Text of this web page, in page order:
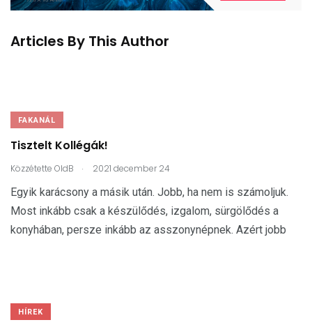
Articles By This Author
FAKANÁL
Tisztelt Kollégák!
Közzétette OldB . 2021 december 24
Egyik karácsony a másik után. Jobb, ha nem is számoljuk.
Most inkább csak a készülődés, izgalom, sürgölődés a
konyhában, persze inkább az asszonynépnek. Azért jobb
HÍREK